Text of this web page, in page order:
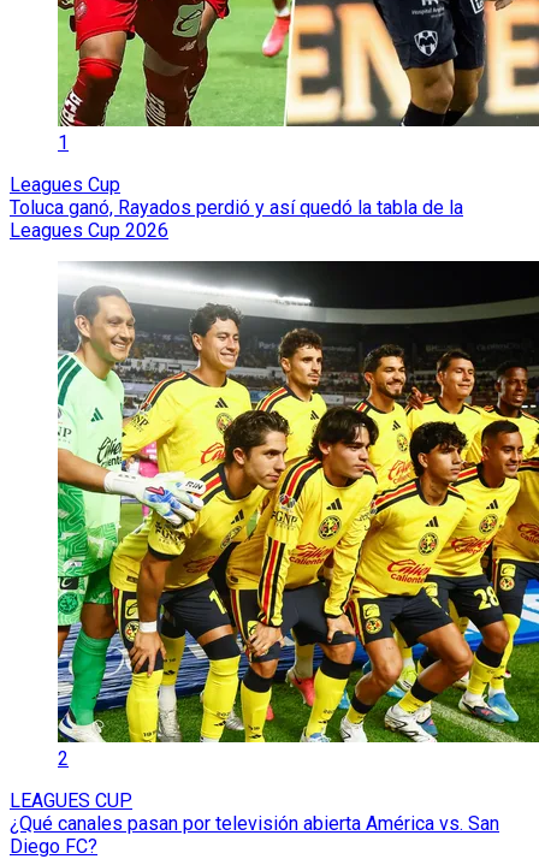
1
Leagues Cup
Toluca ganó, Rayados perdió y así quedó la tabla de la
Leagues Cup 2026
2
LEAGUES CUP
¿Qué canales pasan por televisión abierta América vs. San
Diego FC?